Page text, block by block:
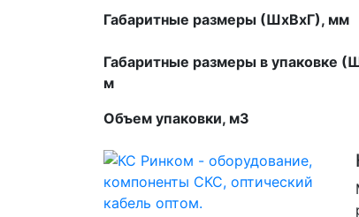
Габаритные размеры (ШхВхГ), мм
Габаритные размеры в упаковке
м
Объем упаковки, м3